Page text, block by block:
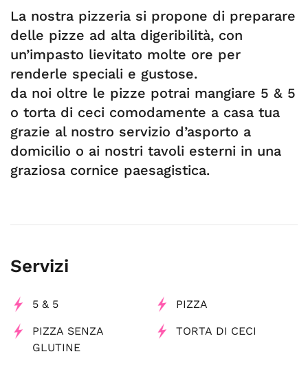
La nostra pizzeria si propone di preparare
delle pizze ad alta digeribilità, con
un’impasto lievitato molte ore per
renderle speciali e gustose.
da noi oltre le pizze potrai mangiare 5 & 5
o torta di ceci comodamente a casa tua
grazie al nostro servizio d’asporto a
domicilio o ai nostri tavoli esterni in una
graziosa cornice paesagistica.
Servizi
5 & 5 PIZZA
PIZZA SENZA
GLUTINE
TORTA DI CECI